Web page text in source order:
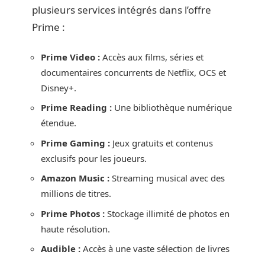
plusieurs services intégrés dans l’offre
Prime :
Prime Video : Accès aux films, séries et
documentaires concurrents de Netflix, OCS et
Disney+.
Prime Reading : Une bibliothèque numérique
étendue.
Prime Gaming : Jeux gratuits et contenus
exclusifs pour les joueurs.
Amazon Music : Streaming musical avec des
millions de titres.
Prime Photos : Stockage illimité de photos en
haute résolution.
Audible : Accès à une vaste sélection de livres